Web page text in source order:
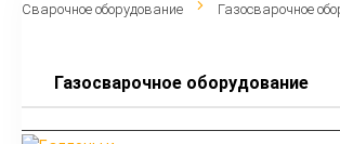
Сварочное оборудование
Газосварочное
Газосварочное оборудование